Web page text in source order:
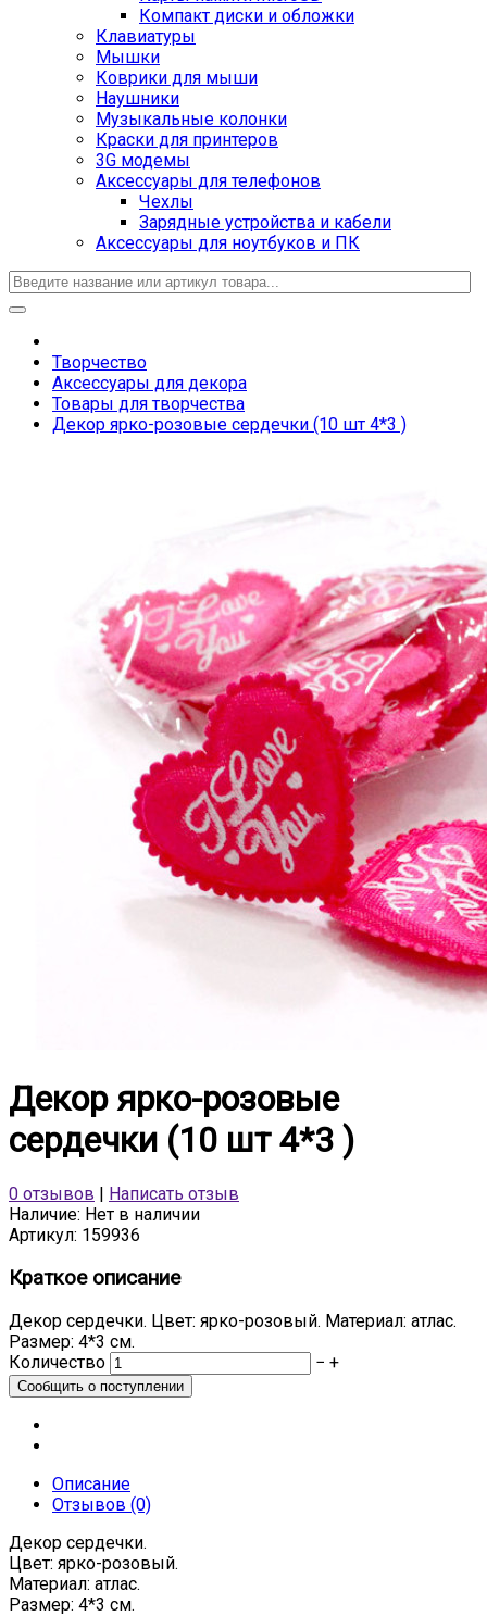
Компакт диски и обложки
Клавиатуры
Мышки
Коврики для мыши
Наушники
Музыкальные колонки
Краски для принтеров
3G модемы
Аксессуары для телефонов
Чехлы
Зарядные устройства и кабели
Аксессуары для ноутбуков и ПК
Творчество
Аксессуары для декора
Товары для творчества
Декор ярко-розовые сердечки (10 шт 4*3 )
Декор ярко-розовые
сердечки (10 шт 4*3 )
0 отзывов
Написать отзыв
Наличие: Нет в наличии
Артикул: 159936
Краткое описание
Декор сердечки. Цвет: ярко-розовый. Материал: атлас.
Размер: 4*3 см.
Количество
− +
Описание
Отзывов (0)
Декор сердечки.
Цвет: ярко-розовый.
Материал: атлас.
Размер: 4*3 см.